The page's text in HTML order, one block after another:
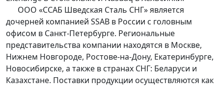
ООО «ССАБ Шведская Сталь СНГ» является
дочерней компанией SSAB в России с головным
офисом в Санкт-Петербурге. Региональные
представительства компании находятся в Москве,
Нижнем Новгороде, Ростове-на-Дону, Екатеринбурге,
Новосибирске, а также в странах СНГ: Беларуси и
Казахстане. Поставки продукции осуществляются как